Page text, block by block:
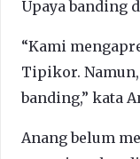
Upaya banding
“Kami
Tipikor.
banding,” kata
Anang belum